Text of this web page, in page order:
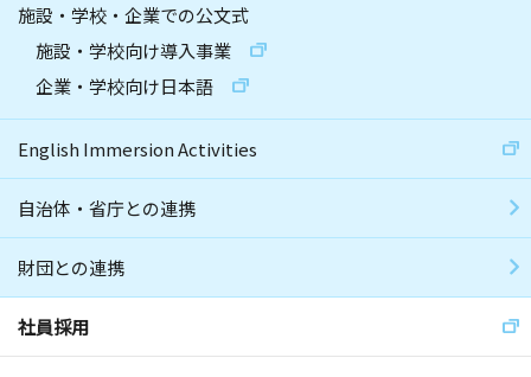
施設・学校・企業での公文式
施設・学校向け導入事業
企業・学校向け日本語
English Immersion Activities
自治体・省庁との連携
財団との連携
社員採用